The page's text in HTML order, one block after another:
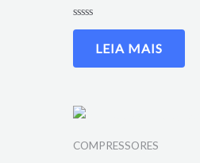
Avaliação
LEIA MAIS
COMPRESSORES